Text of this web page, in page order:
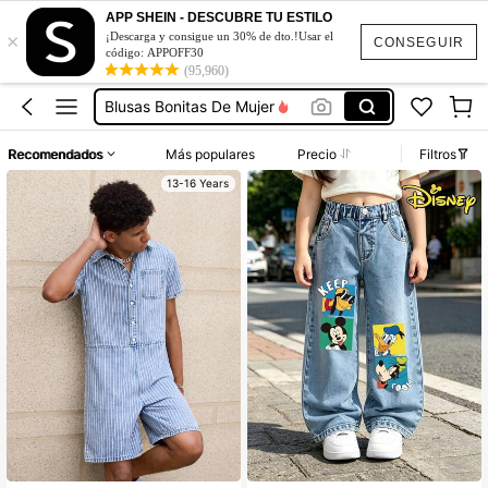
CONSEGUIR
×
APP SHEIN - DESCUBRE TU ESTILO
¡Descarga y consigue un 30% de dto.!Usar el
código: APPOFF30
(95,960)
Vestidos De Mujer Casual
Blusas Bonitas De Mujer
Squishies
Vestidos De Mujer Casual
Vestidos Elegantes De Mujer
Recomendados Más populares Precio Filtros
13-16 Years